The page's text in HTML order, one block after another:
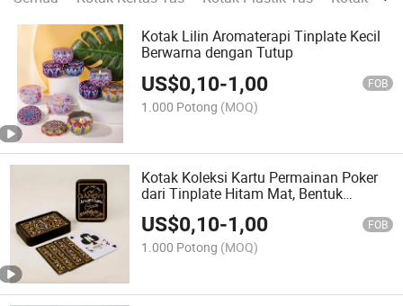
Kotak Lilin Aromaterapi Tinplate Kecil
Berwarna dengan Tutup
US$0,10-1,00 FOB
1.000 Potong (MOQ)
Kotak Koleksi Kartu Permainan Poker
dari Tinplate Hitam Mat, Bentuk
Persegi Panjang dengan Penutup dan
Dasar
US$0,10-1,00 FOB
1.000 Potong (MOQ)